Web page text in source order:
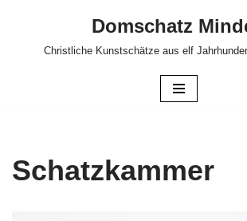
Domschatz
Christliche Kunstschätze aus elf
Schatzkammer